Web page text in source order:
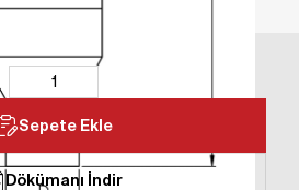
Sepete Ekle
Dökümanı İndir